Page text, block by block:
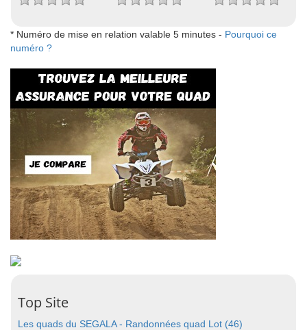
* Numéro de mise en relation valable 5 minutes - Pourquoi ce
numéro ?
Top Site
Les quads du SEGALA - Randonnées quad Lot (46)